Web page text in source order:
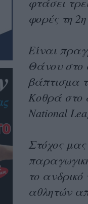
φορές τη
Είναι
Θάνου στο
βάπτισμα
Κοθρά στο
National
Στόχος
το
αθλητών